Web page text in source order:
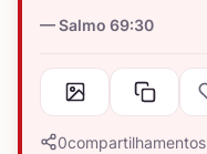
Salmo 69:30
0compartilhamentos